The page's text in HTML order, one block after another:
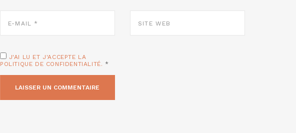
MAIL
WEB
J'AI LU ET J'ACCEPTE LA
POLITIQUE DE CONFIDENTIALITÉ. *